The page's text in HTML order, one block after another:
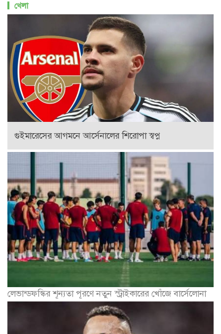
খেলা
গুইমারেসের আগমনে আর্সেনালের শিরোপা স্বপ্ন
লেভান্ডফস্কির শূন্যতা পূরণে নতুন স্ট্রাইকারের খোঁজে বার্সেলোনা